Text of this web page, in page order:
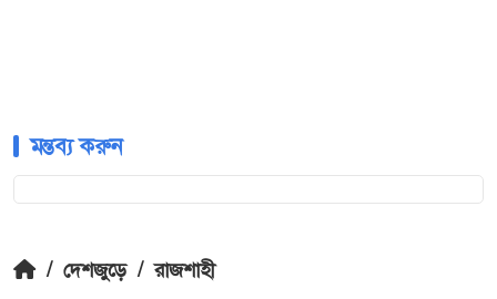
মন্তব্য করুন
/ দেশজুড়ে / রাজশাহী